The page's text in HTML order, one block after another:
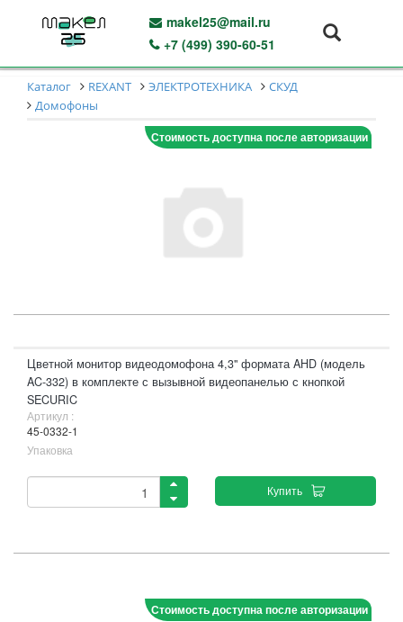
makel25@mail.ru
+7 (499) 390-60-51
Каталог REXANT ЭЛЕКТРОТЕХНИКА
СКУД
Домофоны
Стоимость доступна после авторизации
Цветной монитор видеодомофона 4,3" формата AHD (модель
AC-332) в комплекте с вызывной видеопанелью с кнопкой
SECURIC
Артикул :
45-0332-1
Упаковка
Купить
Стоимость доступна после авторизации